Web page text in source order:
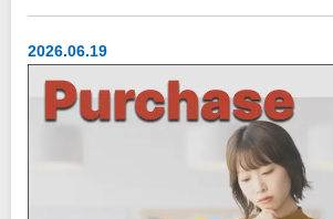
2026.06.19